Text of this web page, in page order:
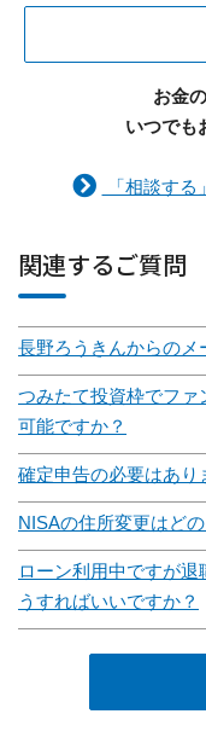
お金
いつでも
「相談する
関連するご質問
長野ろうきんからのメ
つみたて投資枠でファ
可能ですか？
確定申告の必要はあり
NISAの住所変更はど
ローン利用中ですが
うすればいいですか？